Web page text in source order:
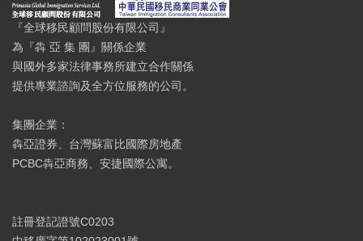
『全球移民顧問股份有限公司』
為『犇 亞 集 團』關係企業
與國外多家法律事務所建立合作關係
提供專業諮詢及全方位服務的公司。
集團企業：
犇亞證券、台灣蘇富比國際房地產
PCBC犇亞商務、安捷國際公寓。
註冊登記證號C0203